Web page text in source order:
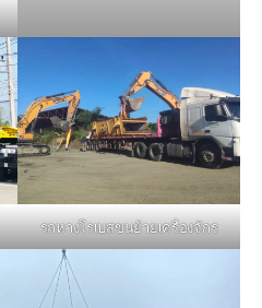
รถหางโรเบสขนย้ายเครื่องจักร